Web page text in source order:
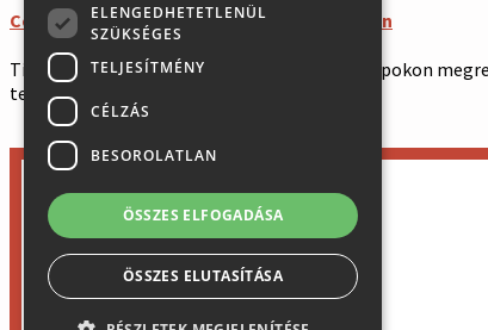
Cégünket bemutatta a FAIRINZERT magazin
Tisztelt ügyfeleink, a 2021.11.8-12. közötti napokon
területén hozzáférhető.
×
ELENGEDHETETLENÜL
SZÜKSÉGES
TELJESÍTMÉNY
CÉLZÁS
BESOROLATLAN
ÖSSZES ELFOGADÁSA
ÖSSZES ELUTASÍTÁSA